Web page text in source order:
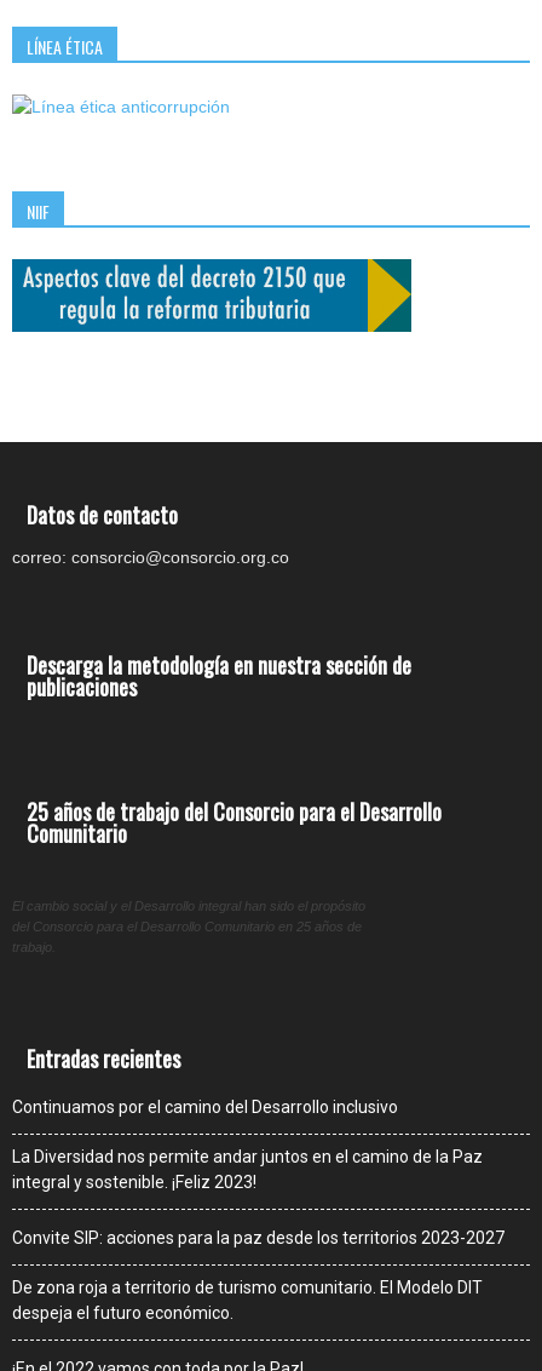
LÍNEA ÉTICA
NIIF
Datos de contacto
correo: consorcio@consorcio.org.co
Descarga la metodología en nuestra sección de
publicaciones
25 años de trabajo del Consorcio para el Desarrollo
Comunitario
El cambio social y el Desarrollo integral han sido el propósito
del Consorcio para el Desarrollo Comunitario en 25 años de
trabajo.
Entradas recientes
Continuamos por el camino del Desarrollo inclusivo
La Diversidad nos permite andar juntos en el camino de la Paz
integral y sostenible. ¡Feliz 2023!
Convite SIP: acciones para la paz desde los territorios 2023-2027
De zona roja a territorio de turismo comunitario. El Modelo DIT
despeja el futuro económico.